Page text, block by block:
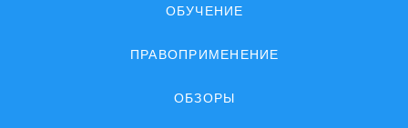
ОБУЧЕНИЕ
ПРАВОПРИМЕНЕНИЕ
ОБЗОРЫ